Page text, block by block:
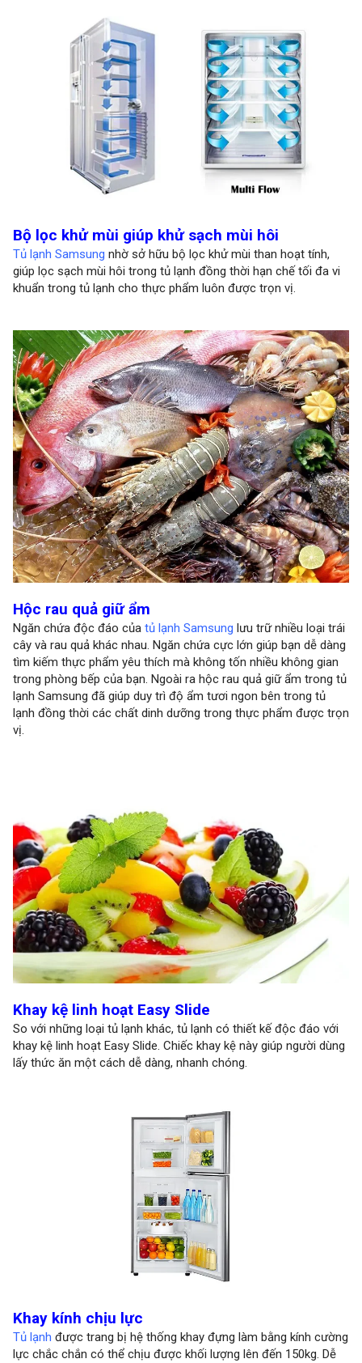
Bộ lọc khử mùi giúp khử sạch mùi hôi
Tủ lạnh Samsung nhờ sở hữu bộ lọc khử mùi than hoạt tính,
giúp lọc sạch mùi hôi trong tủ lạnh đồng thời hạn chế tối đa vi
khuẩn trong tủ lạnh cho thực phẩm luôn được trọn vị.
Hộc rau quả giữ ẩm
Ngăn chứa độc đáo của tủ lạnh Samsung lưu trữ nhiều loại trái
cây và rau quả khác nhau. Ngăn chứa cực lớn giúp bạn dễ dàng
tìm kiếm thực phẩm yêu thích mà không tốn nhiều không gian
trong phòng bếp của bạn. Ngoài ra hộc rau quả giữ ẩm trong tủ
lạnh Samsung đã giúp duy trì độ ẩm tươi ngon bên trong tủ
lạnh đồng thời các chất dinh dưỡng trong thực phẩm được trọn
vị.
Khay kệ linh hoạt Easy Slide
So với những loại tủ lạnh khác, tủ lạnh có thiết kế độc đáo với
khay kệ linh hoạt Easy Slide. Chiếc khay kệ này giúp người dùng
lấy thức ăn một cách dễ dàng, nhanh chóng.
Khay kính chịu lực
Tủ lạnh được trang bị hệ thống khay đựng làm bằng kính cường
lực chắc chắn có thể chịu được khối lượng lên đến 150kg. Dễ